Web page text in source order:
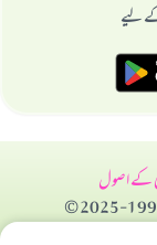
لیے
کے اصول